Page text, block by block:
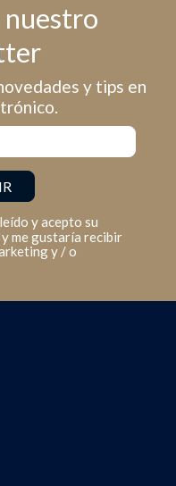
nuestro
y tips en
y acepto su
y me gustaría recibir
y / o